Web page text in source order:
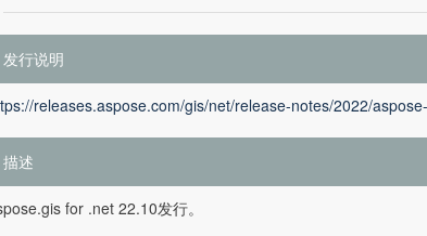
发行说明
releases.aspose.com/gis/net/release-notes/2022/
描述
for .net 22.10发行。